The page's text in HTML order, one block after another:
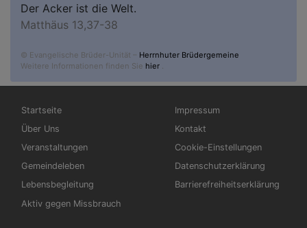
Der Acker ist die Welt.
Matthäus 13,37-38
© Evangelische Brüder-Unität – Herrnhuter Brüdergemeine
Weitere Informationen finden Sie hier .
Hauptnavigation
Startseite
Über Uns
Veranstaltungen
Gemeindeleben
Lebensbegleitung
Aktiv gegen Missbrauch
Fußbereichsmenü
Impressum
Kontakt
Cookie-Einstellungen
Datenschutzerklärung
Barrierefreiheitserklärung